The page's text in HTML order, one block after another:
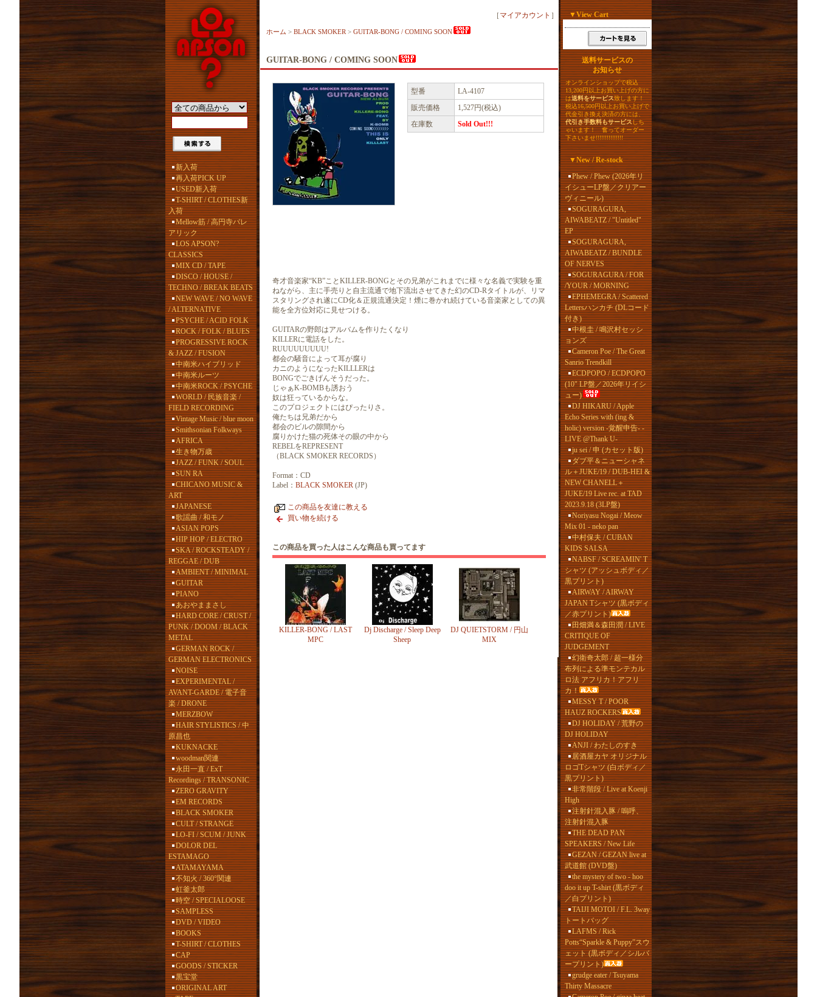
新入荷
再入荷PICK UP
USED新入荷
T-SHIRT / CLOTHES新
入荷
Mellow筋 / 高円寺バレ
アリック
LOS APSON?
CLASSICS
MIX CD / TAPE
DISCO / HOUSE /
TECHNO / BREAK BEATS
NEW WAVE / NO WAVE
/ ALTERNATIVE
PSYCHE / ACID FOLK
ROCK / FOLK / BLUES
PROGRESSIVE ROCK
& JAZZ / FUSION
中南米ハイブリッド
中南米ルーツ
中南米ROCK / PSYCHE
WORLD / 民族音楽 /
FIELD RECORDING
Vintage Music / blue moon
Smithsonian Folkways
AFRICA
生き物万歳
JAZZ / FUNK / SOUL
SUN RA
CHICANO MUSIC &
ART
JAPANESE
歌謡曲 / 和モノ
ASIAN POPS
HIP HOP / ELECTRO
SKA / ROCKSTEADY /
REGGAE / DUB
AMBIENT / MINIMAL
GUITAR
PIANO
あおやままさし
HARD CORE / CRUST /
PUNK / DOOM / BLACK
METAL
GERMAN ROCK /
GERMAN ELECTRONICS
NOISE
EXPERIMENTAL /
AVANT-GARDE / 電子音
楽 / DRONE
MERZBOW
HAIR STYLISTICS / 中
原昌也
KUKNACKE
woodman関連
永田一直 / ExT
Recordings / TRANSONIC
ZERO GRAVITY
EM RECORDS
BLACK SMOKER
CULT / STRANGE
LO-FI / SCUM / JUNK
DOLOR DEL
ESTAMAGO
ATAMAYAMA
不知火 / 360°関連
虹釜太郎
時空 / SPECIALOOSE
SAMPLESS
DVD / VIDEO
BOOKS
T-SHIRT / CLOTHES
CAP
GOODS / STICKER
黒宝堂
ORIGINAL ART
［ マイアカウント ］
ホーム > BLACK SMOKER > GUITAR-BONG / COMING SOON
GUITAR-BONG / COMING SOON
型番
LA-4107
販売価格
1,527円(税込)
在庫数
Sold Out!!!
奇才音楽家“KB”ことKILLER-BONGとその兄弟がこれまでに様々な名義で実験を重
ねながら、主に手売りと自主流通で地下流出させてきた幻のCD-Rタイトルが、リマ
スタリングされ遂にCD化＆正規流通決定！煙に巻かれ続けている音楽家としての異
能を全方位対応に見せつける。
GUITARの野郎はアルバムを作りたくなり
KILLERに電話をした。
RUUUUUUUUU!
都会の騒音によって耳が腐り
カニのようになったKILLLERは
BONGでごきげんそうだった。
じゃぁK-BOMBも誘おう
奴は狂っているからな。
このプロジェクトにはぴったりさ。
俺たちは兄弟だから
都会のビルの隙間から
腐りかけた猫の死体その眼の中から
REBELをREPRESENT
（BLACK SMOKER RECORDS）
Format：CD
Label： BLACK SMOKER (JP)
この商品を友達に教える
買い物を続ける
この商品を買った人はこんな商品も買ってます
KILLER-BONG / LAST
MPC
Dj Discharge / Sleep Deep
Sheep
DJ QUIETSTORM / 円山
MIX
▼View Cart
送料サービスの
お知らせ
オンラインショップで税込
13,200円以上お買い上げの方に
は送料をサービス致します！
税込16,500円以上お買い上げで
代金引き換え決済の方には、
代引き手数料もサービスしち
ゃいます！ 奮ってオーダー
下さいませ!!!!!!!!!!!!!!!
▼New / Re-stock
Phew / Phew (2026年リ
イシューLP盤／クリアー
ヴィニール)
SOGURAGURA,
AIWABEATZ / "Untitled"
EP
SOGURAGURA,
AIWABEATZ / BUNDLE
OF NERVES
SOGURAGURA / FOR
/YOUR / MORNING
EPHEMEGRA / Scattered
Lettersハンカチ (DLコード
付き)
中根圭 / 鳴沢村セッシ
ョンズ
Cameron Poe / The Great
Sanrio Trendkill
ECDPOPO / ECDPOPO
(10" LP盤／2026年リイシ
ュー)
DJ HIKARU / Apple
Echo Series with (ing &
holic) version -覚醒申告- -
LIVE @Thank U-
ju sei / 申 (カセット版)
ダブ平＆ニューシャネ
ル＋JUKE/19 / DUB-HEI &
NEW CHANELL＋
JUKE/19 Live rec. at TAD
2023.9.18 (3LP盤)
Noriyasu Nogai / Meow
Mix 01 - neko pan
中村保夫 / CUBAN
KIDS SALSA
NABSF / SCREAMIN' T
シャツ (アッシュボディ／
黒プリント)
AIRWAY / AIRWAY
JAPAN Tシャツ (黒ボディ
／赤プリント)
田畑満＆森田潤 / LIVE
CRITIQUE OF
JUDGEMENT
幻衛奇太郎 / 超一様分
布列による準モンテカル
ロ法 アフリカ！アフリ
カ！
MESSY T / POOR
HAUZ ROCKERS
DJ HOLIDAY / 荒野の
DJ HOLIDAY
ANJI / わたしのすき
居酒屋カヤ オリジナル
ロゴTシャツ (白ボディ／
黒プリント)
非常階段 / Live at Koenji
High
注射針混入豚 / 嗚呼、
注射針混入豚
THE DEAD PAN
SPEAKERS / New Life
GEZAN / GEZAN live at
武道館 (DVD盤)
the mystery of two - hoo
doo it up T-shirt (黒ボディ
／白プリント)
TAIJI MOTOI / F.L. 3way
トートバッグ
LAFMS / Rick
Potts“Sparkle & Puppy”スウ
ェット (黒ボディ／シルバ
ープリント)
grudge eater / Tsuyama
Thirty Massacre